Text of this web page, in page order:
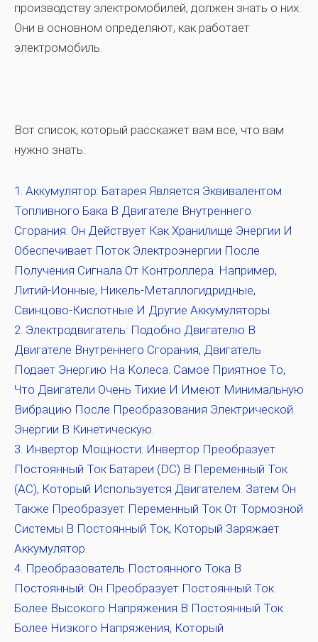
производству электромобилей, должен знать о них.
Они в основном определяют, как работает
электромобиль.
Вот список, который расскажет вам все, что вам
нужно знать:
Аккумулятор: Батарея Является Эквивалентом
Топливного Бака В Двигателе Внутреннего
Сгорания. Он Действует Как Хранилище Энергии И
Обеспечивает Поток Электроэнергии После
Получения Сигнала От Контроллера. Например,
Литий-Ионные, Никель-Металлогидридные,
Свинцово-Кислотные И Другие Аккумуляторы.
Электродвигатель: Подобно Двигателю В
Двигателе Внутреннего Сгорания, Двигатель
Подает Энергию На Колеса. Самое Приятное То,
Что Двигатели Очень Тихие И Имеют Минимальную
Вибрацию После Преобразования Электрической
Энергии В Кинетическую.
Инвертор Мощности: Инвертор Преобразует
Постоянный Ток Батареи (DC) В Переменный Ток
(AC), Который Используется Двигателем. Затем Он
Также Преобразует Переменный Ток От Тормозной
Системы В Постоянный Ток, Который Заряжает
Аккумулятор.
Преобразователь Постоянного Тока В
Постоянный: Он Преобразует Постоянный Ток
Более Высокого Напряжения В Постоянный Ток
Более Низкого Напряжения, Который